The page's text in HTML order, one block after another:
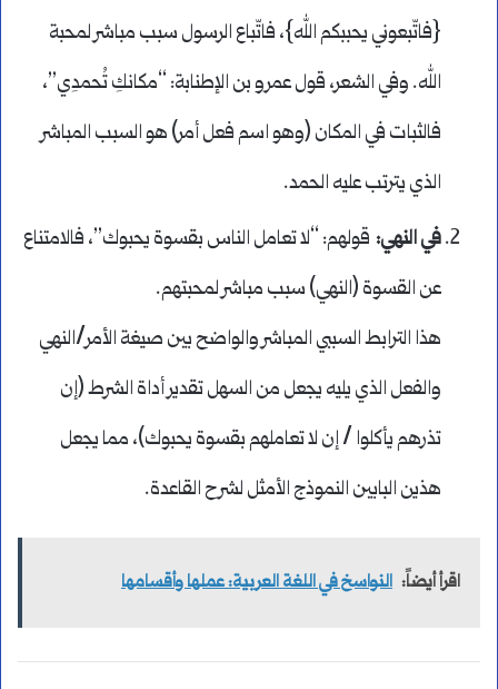
{فاتّبعوني يحببكم الله}، فاتّباع الرسول سبب مباشر لمحبة
الله. وفي الشعر، قول عمرو بن الإطنابة: “مكانكِ تُحمدِي”،
فالثبات في المكان (وهو اسم فعل أمر) هو السبب المباشر
الذي يترتب عليه الحمد.
في النهي: قولهم: “لا تعامل الناس بقسوة يحبوك”، فالامتناع
عن القسوة (النهي) سبب مباشر لمحبتهم.
هذا الترابط السببي المباشر والواضح بين صيغة الأمر/النهي
والفعل الذي يليه يجعل من السهل تقدير أداة الشرط (إن
تذرهم يأكلوا / إن لا تعاملهم بقسوة يحبوك)، مما يجعل
هذين البابين النموذج الأمثل لشرح القاعدة.
اقرأ أيضاً: النواسخ في اللغة العربية: عملها وأقسامها